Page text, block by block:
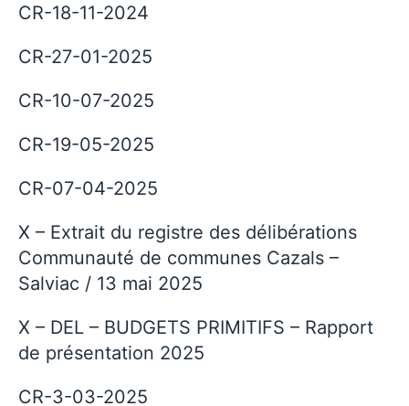
CR-18-11-2024
CR-27-01-2025
CR-10-07-2025
CR-19-05-2025
CR-07-04-2025
X – Extrait du registre des délibérations
Communauté de communes Cazals –
Salviac / 13 mai 2025
X – DEL – BUDGETS PRIMITIFS – Rapport
de présentation 2025
CR-3-03-2025